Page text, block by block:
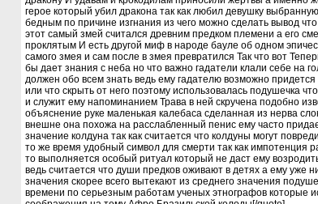
герое который убил дракона так как любил девушку
бедным по причине изгнания из чего можно сделать вывод
этот самый змей считался древним предком племени а его
проклятым И есть другой миф в народе бауле об одном
самого змея и сам после в змея превратился Так что вот
бы дает знания с неба но что важно гадатели клали себе на
должен обо всем знать ведь ему гадателю возможно
или что скрыть от него поэтому использовалась подушечка
и служит ему напоминанием Трава в ней скручена подобно
объяснение руке маленькая калебаса сделанная из нерва
внешне она похожа на расслабленный пенис ему часто
значение колдуна так как считается что колдуны могут
то же время удобный символ для смерти так как импотенция
то выполняется особый ритуал который не даст ему
ведь считается что души предков оживают в детях а ему уже
значения скорее всего вытекают из среднего значения
времени по серьезным работам ученых этнографов которые